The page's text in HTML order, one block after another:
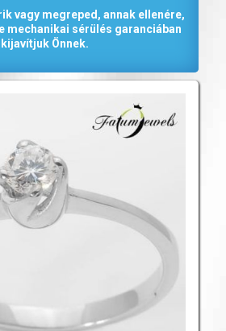
vagy megreped, annak ellenére,
mechanikai sérülés garanciában
kijavítjuk Önnek.